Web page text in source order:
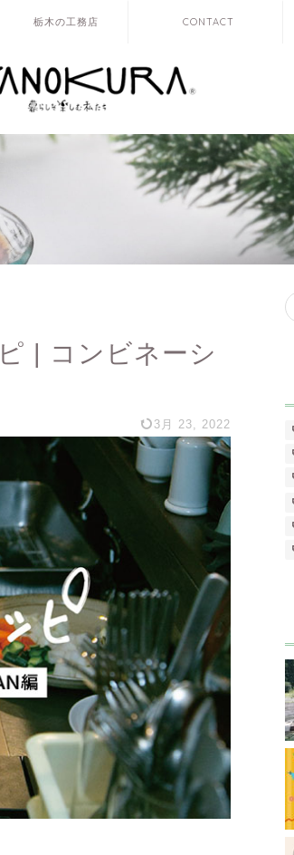
栃木の工務店 CONTACT
| コンビネーシ
3月 23, 2022